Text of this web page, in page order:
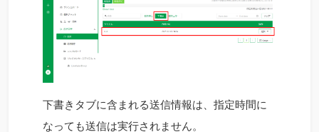
下書きタブに含まれる送信情報は、指定時間に
なっても送信は実行されません。